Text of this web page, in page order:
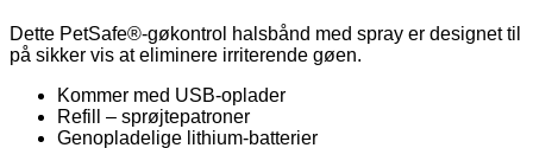
Dette PetSafe®-gøkontrol halsbånd med spray er designet til
på sikker vis at eliminere irriterende gøen.
Kommer med USB-oplader
Refill – sprøjtepatroner
Genopladelige lithium-batterier